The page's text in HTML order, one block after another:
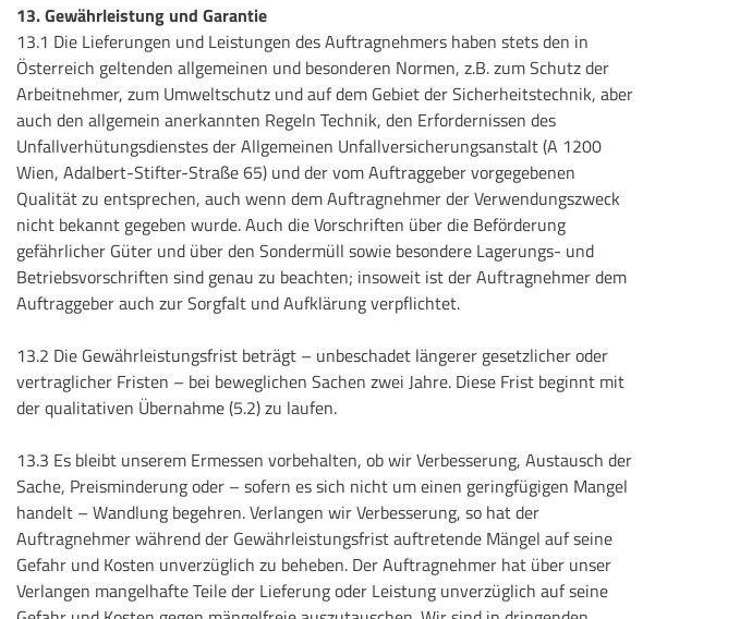
13. Gewährleistung und Garantie
13.1 Die Lieferungen und Leistungen des Auftragnehmers haben stets den in
Österreich geltenden allgemeinen und besonderen Normen, z.B. zum Schutz der
Arbeitnehmer, zum Umweltschutz und auf dem Gebiet der Sicherheitstechnik, aber
auch den allgemein anerkannten Regeln Technik, den Erfordernissen des
Unfallverhütungsdienstes der Allgemeinen Unfallversicherungsanstalt (A 1200
Wien, Adalbert-Stifter-Straße 65) und der vom Auftraggeber vorgegebenen
Qualität zu entsprechen, auch wenn dem Auftragnehmer der Verwendungszweck
nicht bekannt gegeben wurde. Auch die Vorschriften über die Beförderung
gefährlicher Güter und über den Sondermüll sowie besondere Lagerungs- und
Betriebsvorschriften sind genau zu beachten; insoweit ist der Auftragnehmer dem
Auftraggeber auch zur Sorgfalt und Aufklärung verpflichtet.
13.2 Die Gewährleistungsfrist beträgt – unbeschadet längerer gesetzlicher oder
vertraglicher Fristen – bei beweglichen Sachen zwei Jahre. Diese Frist beginnt mit
der qualitativen Übernahme (5.2) zu laufen.
13.3 Es bleibt unserem Ermessen vorbehalten, ob wir Verbesserung, Austausch der
Sache, Preisminderung oder – sofern es sich nicht um einen geringfügigen Mangel
handelt – Wandlung begehren. Verlangen wir Verbesserung, so hat der
Auftragnehmer während der Gewährleistungsfrist auftretende Mängel auf seine
Gefahr und Kosten unverzüglich zu beheben. Der Auftragnehmer hat über unser
Verlangen mangelhafte Teile der Lieferung oder Leistung unverzüglich auf seine